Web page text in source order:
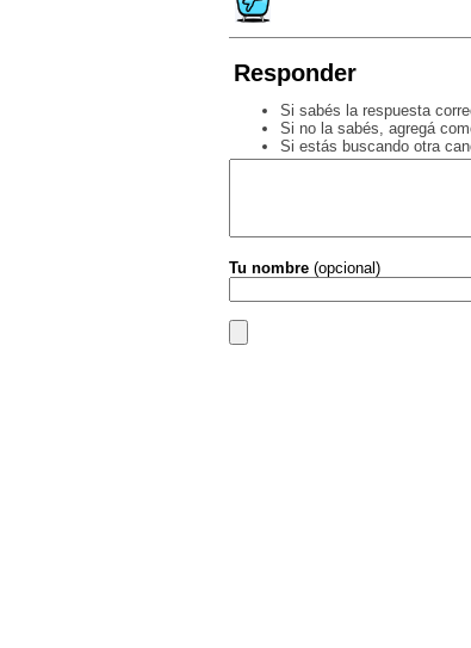
Responder
Si sabés la respuesta
Si no la sabés, agregá
Si estás buscando otra
Tu nombre (opcional)